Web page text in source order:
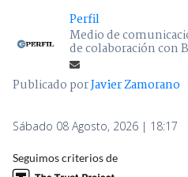
Perfil
Medio de
de colaboración con
Publicado porJavier Zamorano
Sábado 08 Agosto, 2026 | 18:17
Seguimos criterios de